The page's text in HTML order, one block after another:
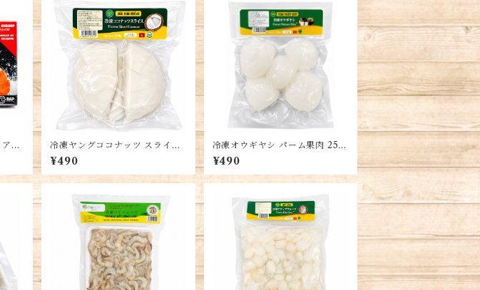
ド
冷凍ヤングココナッツ スライス
500g ベトナム産 若いココナッ
ツ果肉 Young Coconut
¥490
冷凍オウギヤシ パーム果肉 250
g ベトナム産 冷凍フルーツ チェ
ー デザート トッピング用
¥490